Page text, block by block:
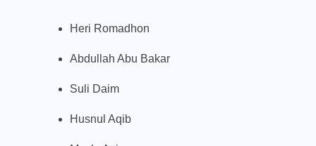
Heri Romadhon
Abdullah Abu Bakar
Suli Daim
Husnul Aqib